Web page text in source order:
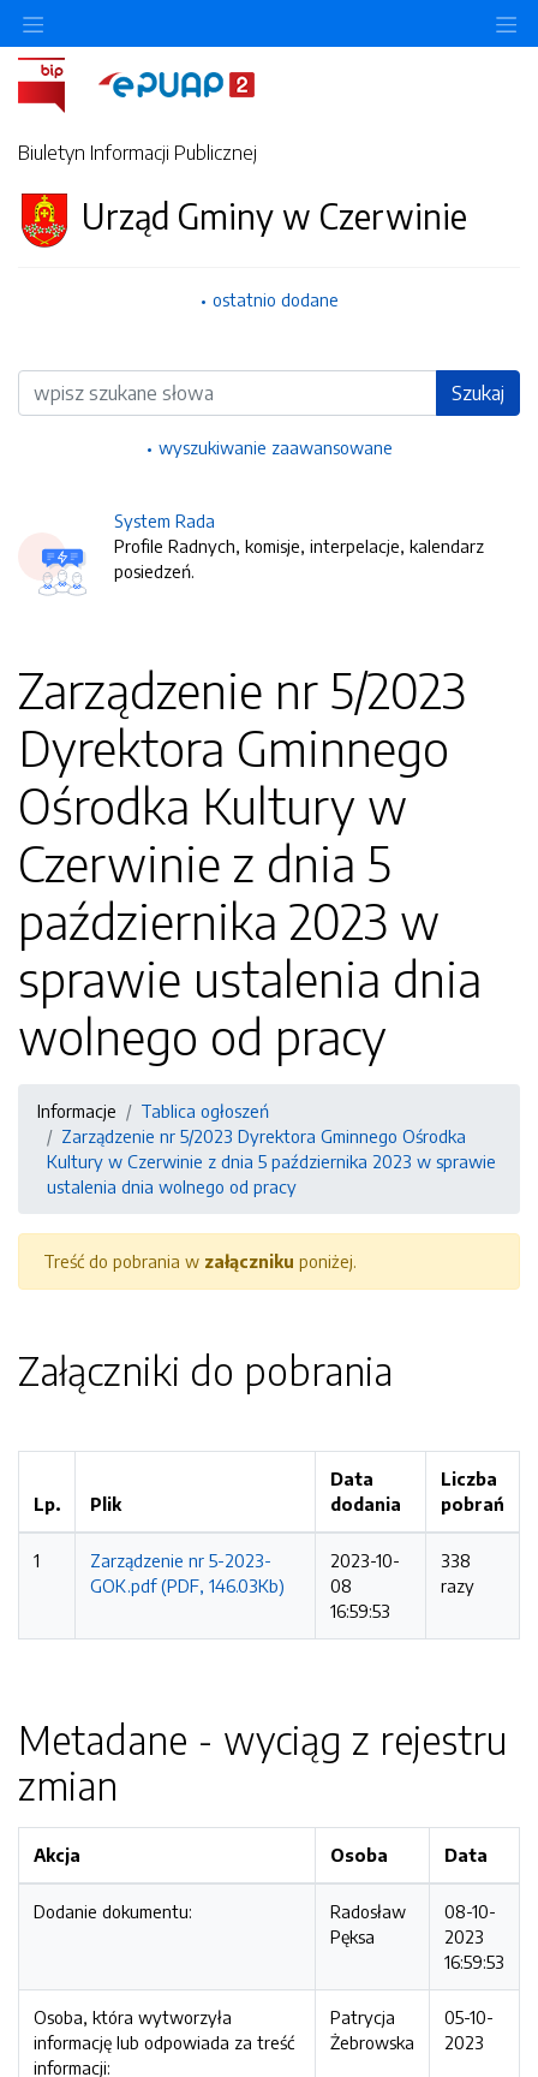
Biuletyn Informacji Publicznej
Urząd Gminy w Czerwinie
ostatnio dodane
Wyszukiwarka Szukaj
wyszukiwanie zaawansowane
System Rada
Profile Radnych, komisje, interpelacje, kalendarz
posiedzeń.
Zarządzenie nr 5/2023
Dyrektora Gminnego
Ośrodka Kultury w
Czerwinie z dnia 5
października 2023 w
sprawie ustalenia dnia
wolnego od pracy
Informacje
Tablica ogłoszeń
Zarządzenie nr 5/2023 Dyrektora Gminnego Ośrodka
Kultury w Czerwinie z dnia 5 października 2023 w sprawie
ustalenia dnia wolnego od pracy
Treść do pobrania w załączniku poniżej.
Załączniki do pobrania
Lp. Plik
Data
dodania
Liczba
pobrań
1
Zarządzenie nr 5-2023-
GOK.pdf (PDF, 146.03Kb)
2023-10-
08
16:59:53
338
razy
Metadane - wyciąg z rejestru
zmian
Akcja Osoba Data
Dodanie dokumentu:
Radosław
Pęksa
08-10-
2023
16:59:53
Osoba, która wytworzyła
informację lub odpowiada za treść
informacji:
Patrycja
Żebrowska
05-10-
2023